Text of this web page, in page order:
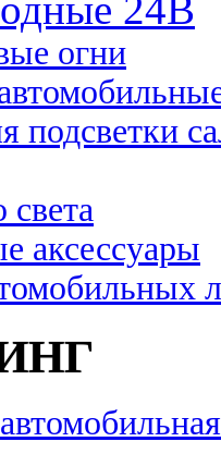
огни
подсветки
аксессуары